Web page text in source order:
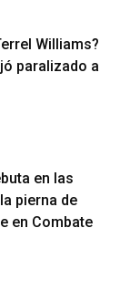
Williams?
paralizado a
en las
pierna de
en Combate